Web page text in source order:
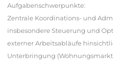
Aufgabenschwerpunkte:
Zentrale Koordinations- und
insbesondere Steuerung und
externer Arbeitsabläufe
Unterbringung